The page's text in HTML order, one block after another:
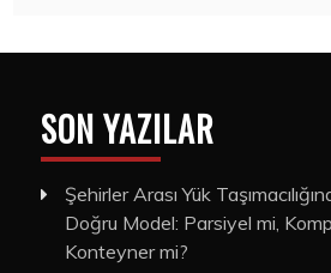
SON YAZILAR
Şehirler Arası Yük
Doğru Model: Parsiyel mi,
Konteyner mi?